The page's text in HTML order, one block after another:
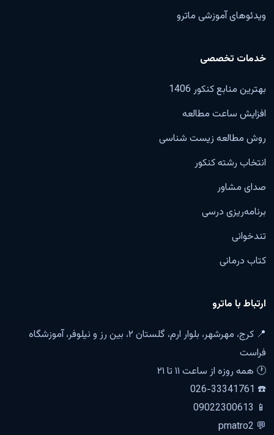
ویدئوهای آموزشی ماترو
خدمات تخصصی
بهترین منابع کنکور 1406
افزایش ساعت مطالعه
روش مطالعه زیست شناسی
انتخاب رشته کنکور
صدای مشاور
برنامه‌ریزی درسی
تندخوانی
کتاب درمانی
ارتباط با ماترو
📍 کرج، مهرشهر، بلوار ارم، گلستان ۲، بین رز و نیلوفر، آموزشگاه
فراست
🕐 همه روزه از ساعت ۱۱ تا ۲۱
☎️ 026-33341761
📱 09022300613
💬 pmatro2